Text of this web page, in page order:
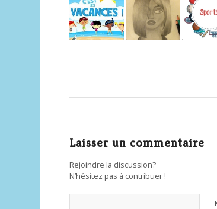
Laisser un commentaire
Rejoindre la discussion?
N’hésitez pas à contribuer !